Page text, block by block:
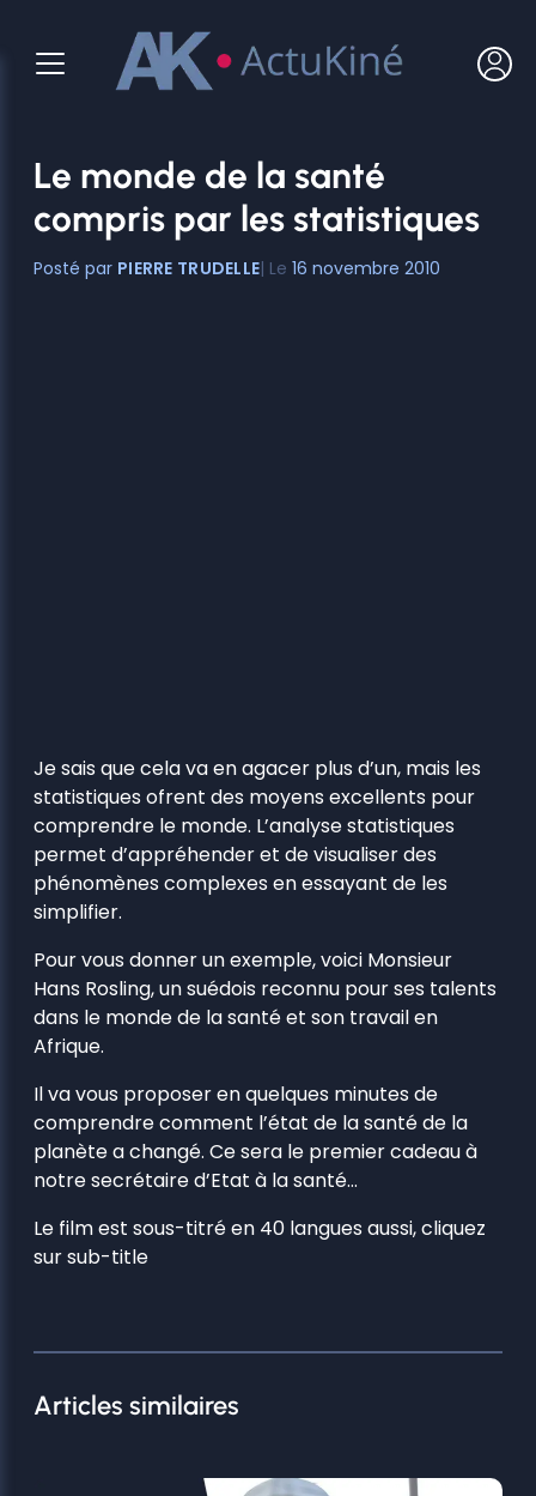
contenu
Le monde de la santé
compris par les statistiques
PIERRE TRUDELLE 16 novembre 2010
Je sais que cela va en agacer plus d’un, mais les
statistiques ofrent des moyens excellents pour
comprendre le monde. L’analyse statistiques
permet d’appréhender et de visualiser des
phénomènes complexes en essayant de les
simplifier.
Pour vous donner un exemple, voici Monsieur
Hans Rosling, un suédois reconnu pour ses talents
dans le monde de la santé et son travail en
Afrique.
Il va vous proposer en quelques minutes de
comprendre comment l’état de la santé de la
planète a changé. Ce sera le premier cadeau à
notre secrétaire d’Etat à la santé…
Le film est sous-titré en 40 langues aussi, cliquez
sur sub-title
Articles similaires